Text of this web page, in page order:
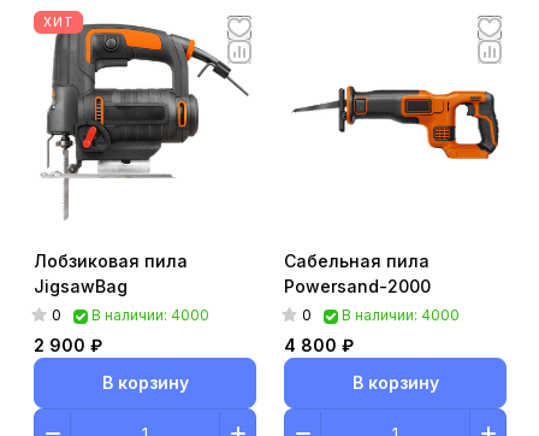
ХИТ
Лобзиковая пила
JigsawBag
0 В наличии: 4000
2 900 ₽
В корзину
Сабельная пила
Powersand-2000
0 В наличии: 4000
4 800 ₽
В корзину